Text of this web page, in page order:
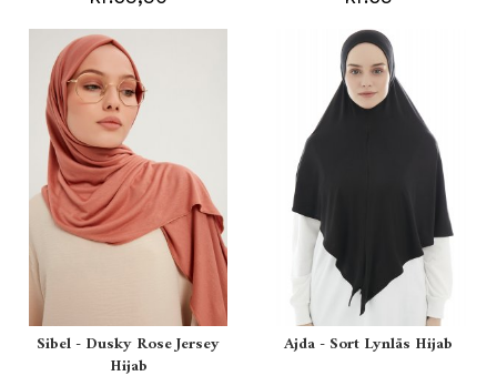
Sibel - Dusky Rose Jersey
Hijab
Ajda - Sort Lynlås Hijab